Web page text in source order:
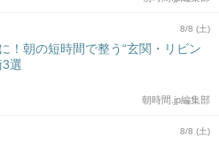
8/8 (土)
！朝の短時間で整う“玄関・リビン
3選
朝時間.jp編集部
8/8 (土)